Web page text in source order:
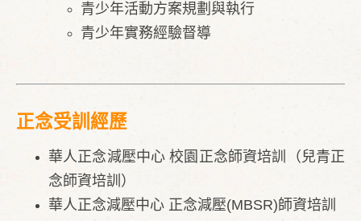
青少年活動方案規劃與執行
​青少年實務經驗督導
正念受訓經歷
華人正念減壓中心 校園正念師資培訓（兒青正
念師資培訓）
華人正念減壓中心 正念減壓(MBSR)師資培訓